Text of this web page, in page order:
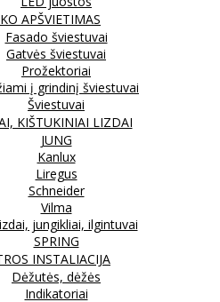
APŠVIETIMAS
Fasado šviestuvai
Gatvės šviestuvai
Prožektoriai
į grindinį šviestuvai
Šviestuvai
KIŠTUKINIAI LIZDAI
JUNG
Kanlux
Liregus
Schneider
Vilma
jungikliai, ilgintuvai
SPRING
INSTALIACIJA
Dėžutės, dėžės
Indikatoriai